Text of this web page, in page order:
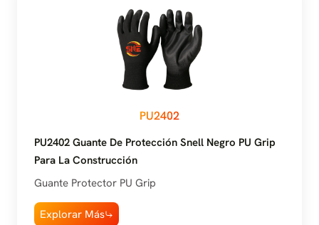
PU2402
PU2402 Guante De Protección Snell Negro PU Grip
Para La Construcción
Guante Protector PU Grip
Explorar Más